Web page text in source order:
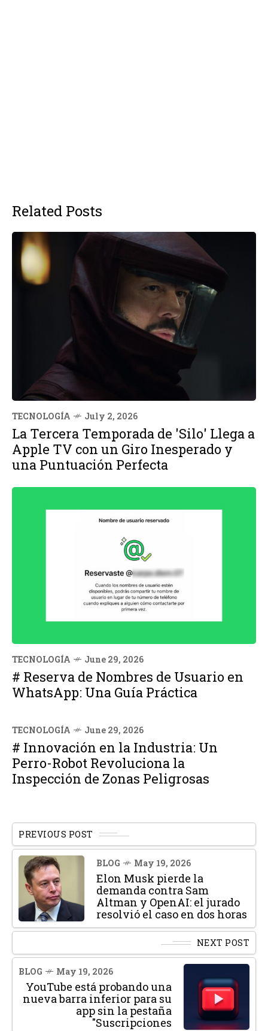
Related Posts
TECNOLOGÍA July 2, 2026
La Tercera Temporada de 'Silo' Llega a
Apple TV con un Giro Inesperado y
una Puntuación Perfecta
TECNOLOGÍA June 29, 2026
# Reserva de Nombres de Usuario en
WhatsApp: Una Guía Práctica
TECNOLOGÍA June 29, 2026
# Innovación en la Industria: Un
Perro-Robot Revoluciona la
Inspección de Zonas Peligrosas
PREVIOUS POST
BLOG May 19, 2026
Elon Musk pierde la
demanda contra Sam
Altman y OpenAI: el jurado
resolvió el caso en dos horas
NEXT POST
BLOG May 19, 2026
YouTube está probando una
nueva barra inferior para su
app sin la pestaña
"Suscripciones